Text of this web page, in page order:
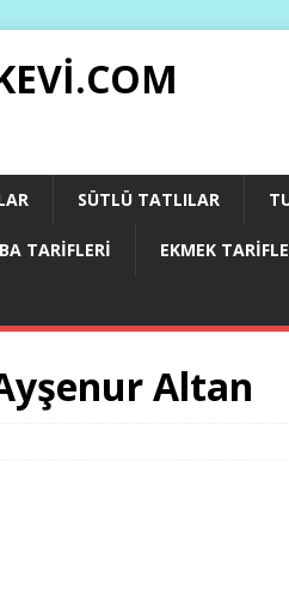
SÜTLÜ TATLILAR
TARIFLERI EKMEK
Altan